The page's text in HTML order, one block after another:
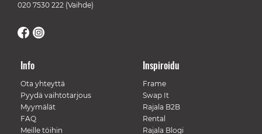
020 7530 222 (Vaihde)
Info
Ota yhteyttä
Pyydä vaihtotarjous
Myymälät
FAQ
Meille töihin
Inspiroidu
Frame
Swap It
Rajala B2B
Rental
Rajala Blogi